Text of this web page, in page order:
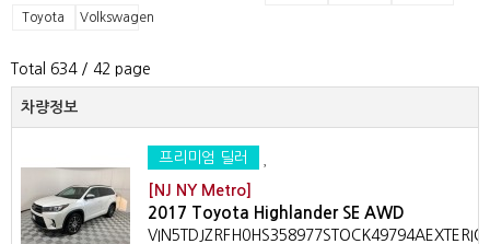
Toyota
Volkswagen
Total 634/ 42 page
차량정보
프리미엄 딜러
[NJ NY Metro]
2017 Toyota Highlander SE AWD